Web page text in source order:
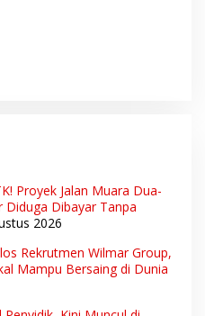
Proyek Jalan Muara Dua-
Diduga Dibayar Tanpa
2026
Rekrutmen Wilmar Group,
Mampu Bersaing di Dunia